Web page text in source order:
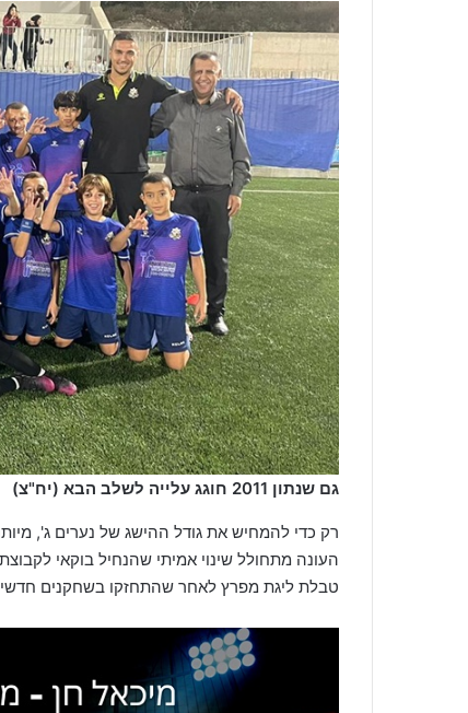
גם שנתון 2011 חוגג עלייה לשלב הבא (יח"צ)
רק כדי להמחיש את גודל ההישג של נערים ג',
העונה מתחולל שינוי אמיתי שהנחיל בוקאי
טבלת ליגת מפרץ לאחר שהתחזקו בשחקנים